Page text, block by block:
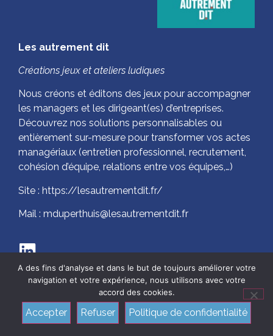
Les autrement dit
Créations jeux et ateliers ludiques
Nous créons et éditons des jeux pour accompagner
les managers et les dirigeant(es) d’entreprises.
Découvrez nos solutions personnalisables ou
entièrement sur-mesure pour transformer vos actes
managériaux (entretien professionnel, recrutement,
cohésion d’équipe, relations entre vos équipes,…)
Site : https://lesautrementdit.fr/
Mail : mduperthuis@lesautrementdit.fr
A des fins d'analyse et dans le but de toujours améliorer votre
navigation et votre expérience, nous utilisons avec votre
accord des cookies.
Accepter Refuser Politique de confidentialité